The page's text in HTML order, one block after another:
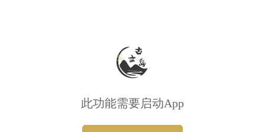
此功能需要启动App